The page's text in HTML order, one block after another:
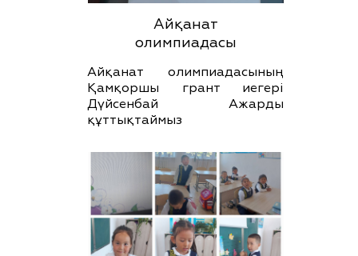
Айқанат
олимпиадасы
Айқанат олимпиадасының
Қамқоршы грант иегері
Дүйсенбай Ажарды
құттықтаймыз